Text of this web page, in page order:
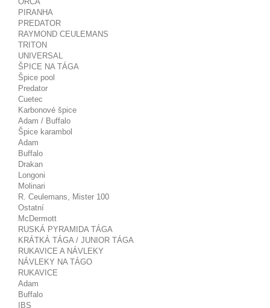
PIRANHA
PREDATOR
RAYMOND CEULEMANS
TRITON
UNIVERSAL
ŠPICE NA TÁGA
Špice pool
Predator
Cuetec
Karbonové špice
Adam / Buffalo
Špice karambol
Adam
Buffalo
Drakan
Longoni
Molinari
R. Ceulemans, Mister 100
Ostatní
McDermott
RUSKÁ PYRAMIDA TÁGA
KRÁTKÁ TÁGA / JUNIOR TÁGA
RUKAVICE A NÁVLEKY
NÁVLEKY NA TÁGO
RUKAVICE
Adam
Buffalo
IBS